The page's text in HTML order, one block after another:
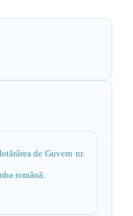
de Guvern nr.
română.